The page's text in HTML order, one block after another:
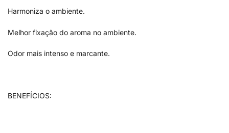
Harmoniza o ambiente.
Melhor fixação do aroma no ambiente.
Odor mais intenso e marcante.
BENEFÍCIOS: